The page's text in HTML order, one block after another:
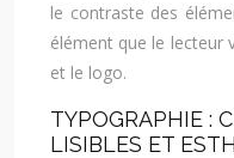
le contraste des
élément que le lecteur
et le logo.
TYPOGRAPHIE :
LISIBLES ET